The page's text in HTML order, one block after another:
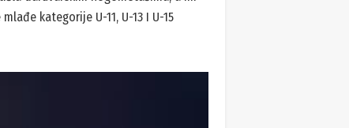
kategorije U-11, U-13 I U-15